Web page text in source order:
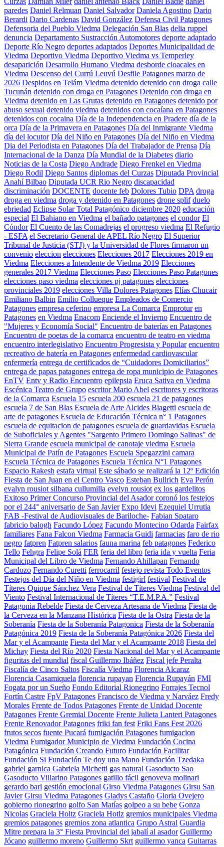
paredes Daniel Relmuan Daniel Salvador Daniela Agostino Dario
Berardi Dario Cardenas David González Defensa Civil Patagones
Defensoria del Pueblo Viedma Delegación San Blas delia ruppel
denuncia Departamento Sustracción Automotores deporte adaptado
Deporte Río Negro deportes adaptados Deportes Municipalidad de
Viedma Deportivo Viedma Deportivo Viedma vs Temperley
desaparición Desarrollo Humano Viedma desborde cloacales en
Viedma Descenso del Currú Leuvú Desfile Patagones marzo de
2026 Despidos en Telám Viedma detenido detenido con droga calle
Tucunán detenido con droga en Patagones Detenido con droga en
Viedma detenido en Las Grutas detenido en Patagones detenido por
abuso sexual detenido viedma detenidos con cocaíana en Patagones
detenidos con cocaina Día de la Independencia en Pradere día de la
orca Día de la Primavera en Patagones Día del Inmigrante Viedma
día del locutor Día del Niño en Patagones Día del Niño en Viedma
Dia del Periodista en Patagones Día del Trabajador de Prensa Día
Internacional de la Danza Día Mundial de la Diabetes diario
Noticias de la Costa Diego Andrade Diego Frenkel en Viedma
Diego Rodil Diego Santos diplomas del Curzas Diputada Provincial
Anahí Bilbao Diputada UCR Rio Negro discapacidad
discriminación DOCENTE docente feb Dolores Tubio DPA droga
droga en viedma droga y detenido en Patagones drone splif duelo
ebriedad Eclipse Solar Total Patagónico diciembre 2020 educación
especial El Bahiano en Viedma el bañado patagones el condor El
Cóndor El Cuento de las Comadrejas el progreso viedma El Refugio
- ESFA el Secretario General de APEL Río Negro El Superior
Tribunal de Justicia (STJ) y la Universidad de Flores firmaron un
convenio eleccion elecciones Elecciones 2017 Elecciones 2019 en
Viedma Elecciones a Intendente de Viedma 2019 Elecciones
generales 2017 Viedma Elecciones Paso Elecciones Paso Patagones
elecciones paso viedma elecciones pj patagones elecciones
provinciales 2019 elecciones Villa Dolores Patagones Elías Chucair
Emiliano Balbin Emilio Collueque Empleados de Comercio
Patagones empresa ceferino empresa La Comarca Emprotur en
Patagones en Viedma Enacom Enciende el Invierno Encuentro de
"Mujeres y Economía Social" Encuentro de baterías en Patagones
Encuentro de poetas de la comarca encuentro de teatro en viedma
encuentro interlegislativo Encuentro Progresista y Popular encuentro
recreativo de batería en Patagones enfermedad cardiovascular
enfermería entrega de certificados de “Cuidadores Domiciliarios”
entrega de papas patagones entrega de ropa municipio de Patagones
EnTV Entv y Radio Encuentro epilepsia Eruca Sativa en Viedma
Escénica Teatro de Grupo escritor Mario Abel escritores y escritoras
de la Comarca Escuela 15 escuela 200 escuela 21 de patagones
escuela 7 de San Blas Escuela de Arte Alcides Biagetti escuela de
arte de patagones Escuela de Educación Técnica n° 1 Patagones
escuela de equitacion de patagones escuela de guardavidas Escuela
de Suboficiales y Agentes "Sargento Primero Domingo Salinas" de
Sierra Grande escuela municipal de canotaje viedma Escuela
Municipal de Patín de Patagones Escuela Spegazzini camara
Escuela Técnica de Patagones Escuela Técnica N°1 Patagones
Espacio Rakesh estafa virtual Este sábado se realizará la 12º Edición
Fiesta de San Juan en el Centro Vasco Esteban Bullrich Eva Perón
evalyn rousiot silbana cullumilla evelyn rousiot ex los gardelitos
Exitoso Primer Concurso Provincial del Asador coronó los festejos
por el 244° aniversario de San Javier Expo Idevi Ezequiel Urrutia
FAB -Festival de Audiovisuales de Bariloche- Fabian Spataro
fabricio balogh Facundo López Facundo Montecino Odarda Fairfax
familiares Fana Falcon Viedma Farmacia Guidi farmacias faro de rio
negro fatpren Fatpren salarios fauna marina feb patagones Federico
Tello Fehgra Felipe Solá FER feria del libro feria ida y vuelta Feria
Municipal del Libro de Viedma Fernando Ahillapan Fernando
Cardozo Fernando Curetti ferrocarril festejo revista Todo Eventos
Festejos del Día del Niño en Viedma festigirl festival Festival de
Títeres Quique Sánchez Vera Festival de Títeres Viedma Festival del
Viento Festival Internacional de Títeres “T.E.M.P.A.” Festival
Patagonia Rebelde Fiesta de Cerveza Artesana de Viedma Fiesta de
la Cerveza en la Manzana Histórica Fiesta de la Ostra Fiesta de la
Soberanía Fiesta de la Soberanía Patagonica Fiesta de la Soberanía
Patagónica 2019 Fiesta de la Soberanía Patagónica 2026 Fiesta del
Mar y el Acampante Fiesta del Mar y el Acampante 2018 Fiesta del
Michay Fiesta del Río 2020 Fiesta Nacional del Mar y el Acampante
figuritas del mundial fiscal Guillermo Ibáñez Fiscal jefe Peralta
Fiscalía de Cinco Saltos Fiscalía Viedma Florencia Alcaraz
Florencia Casamiquela florencia rupayan Florencia Rupayán FMI
Fogata por un Sueño Fondo Editorial Rionegrino Forrajes Tecnol
Fortín Castre FpV Patagones Francisco de Viedma y Narváez Fredy
Morales Frente de Todos Patagones Frente de Unidad Docente
Patagones Frente Gremial Docente Frente Julieta Lanteri Patagones
Frente Renovador Patagones friki fan fest Friki Fans Fest 2026
frutos secos fuente Pucará fumigación Patagones fumigacion
Viedma Fumigador Municipio de Viedma Fundación Cocina
Patagónica Fundación Creando Futuro Fundación Facilitar
Fundación Si Fundación Te doy una Mano Fundación Tzedaka
gabriel garnica Gabriela Michetti gas natural Gasoducto Sao
Gasoducto Villarino Patagones gatillo fácil genoveva molinari
gerardo bari gestión emocional Girso Viedma Patagones Girsu San
Javier Girsu Viedma Patagones Gladys Castaño Gloria Ovejero
gobierno rionegrino golfo San Matías golpeo a su bebe Gonza
Nicolas Graciela Holtz Graciela Hotlz gremios municipales Viedma
gremios patagones gremios zona atlantica Grupo Astral Guardia
Mitre prepara la 3° Fiesta Provincial del jabalí al asador Guillermo
Jócano guillermo moreno Guillermo Skrt guillermo yanca Guitarras